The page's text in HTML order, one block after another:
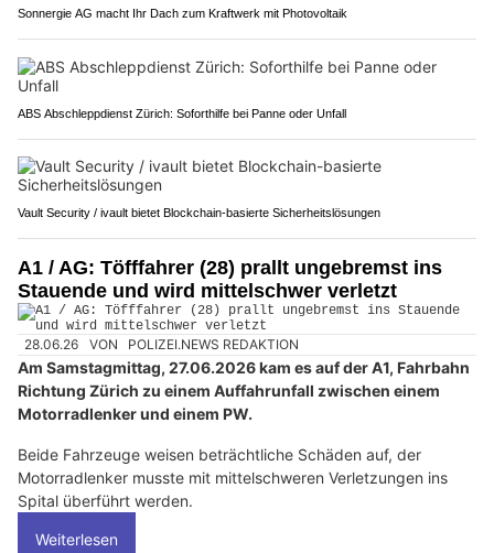
Sonnergie AG macht Ihr Dach zum Kraftwerk mit Photovoltaik
ABS Abschleppdienst Zürich: Soforthilfe bei Panne oder Unfall
Vault Security / ivault bietet Blockchain-basierte Sicherheitslösungen
A1 / AG: Töfffahrer (28) prallt ungebremst ins
Stauende und wird mittelschwer verletzt
28.06.26 VON POLIZEI.NEWS REDAKTION
Am Samstagmittag, 27.06.2026 kam es auf der A1, Fahrbahn
Richtung Zürich zu einem Auffahrunfall zwischen einem
Motorradlenker und einem PW.
Beide Fahrzeuge weisen beträchtliche Schäden auf, der
Motorradlenker musste mit mittelschweren Verletzungen ins
Spital überführt werden.
Weiterlesen